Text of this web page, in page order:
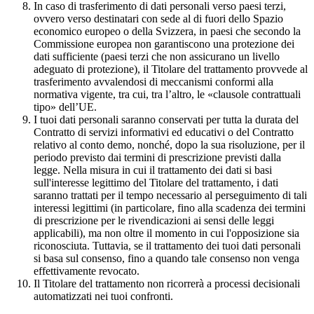
In caso di trasferimento di dati personali verso paesi terzi,
ovvero verso destinatari con sede al di fuori dello Spazio
economico europeo o della Svizzera, in paesi che secondo la
Commissione europea non garantiscono una protezione dei
dati sufficiente (paesi terzi che non assicurano un livello
adeguato di protezione), il Titolare del trattamento provvede al
trasferimento avvalendosi di meccanismi conformi alla
normativa vigente, tra cui, tra l’altro, le «clausole contrattuali
tipo» dell’UE.
I tuoi dati personali saranno conservati per tutta la durata del
Contratto di servizi informativi ed educativi o del Contratto
relativo al conto demo, nonché, dopo la sua risoluzione, per il
periodo previsto dai termini di prescrizione previsti dalla
legge. Nella misura in cui il trattamento dei dati si basi
sull'interesse legittimo del Titolare del trattamento, i dati
saranno trattati per il tempo necessario al perseguimento di tali
interessi legittimi (in particolare, fino alla scadenza dei termini
di prescrizione per le rivendicazioni ai sensi delle leggi
applicabili), ma non oltre il momento in cui l'opposizione sia
riconosciuta. Tuttavia, se il trattamento dei tuoi dati personali
si basa sul consenso, fino a quando tale consenso non venga
effettivamente revocato.
Il Titolare del trattamento non ricorrerà a processi decisionali
automatizzati nei tuoi confronti.